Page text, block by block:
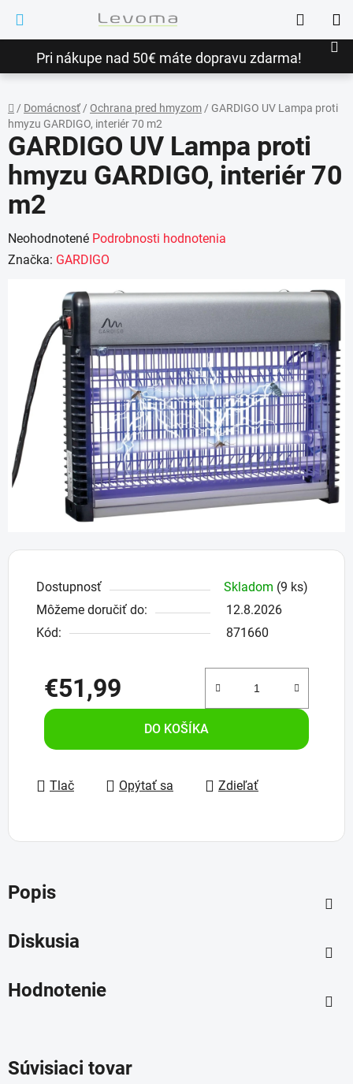
obsah
Pri nákupe nad 50€ máte dopravu zdarma!
Hľadať
Domov
/ Domácnosť/ Ochrana pred hmyzom/ GARDIGO UV Lampa proti
hmyzu GARDIGO, interiér 70 m2
Dostupnosť Skladom (9 ks)
Môžeme doručiť do:
12.8.2026
Kód:
871660
€51,99
Jednotková cena:
DO KOŠÍKA
Tlač Opýtať sa Zdieľať
GARDIGO UV Lampa proti
hmyzu GARDIGO, interiér 70
m2
Priemerné
hodnotenie
hviezdičiek.
Neohodnotené Podrobnosti hodnotenia
Značka: GARDIGO
Popis
Diskusia
Hodnotenie
Súvisiaci tovar